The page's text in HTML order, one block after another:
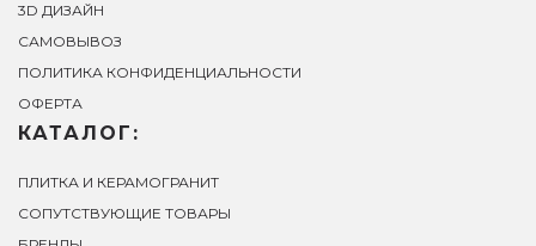
3D ДИЗАЙН
САМОВЫВОЗ
ПОЛИТИКА КОНФИДЕНЦИАЛЬНОСТИ
ОФЕРТА
КАТАЛОГ:
ПЛИТКА И КЕРАМОГРАНИТ
СОПУТСТВУЮЩИЕ ТОВАРЫ